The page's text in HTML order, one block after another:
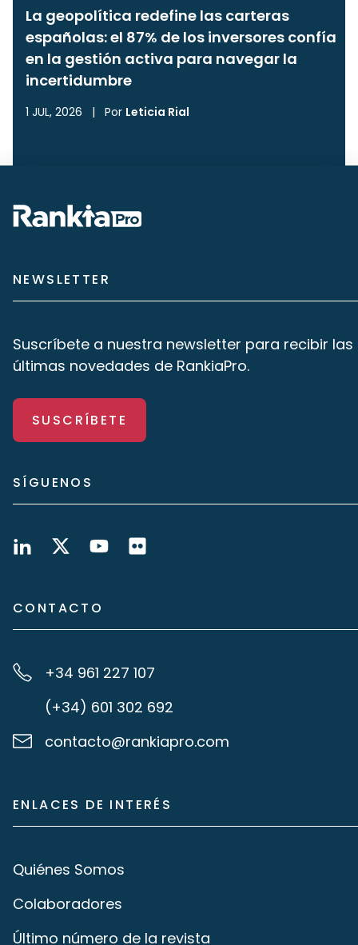
La geopolítica redefine las carteras
españolas: el 87% de los inversores confía
en la gestión activa para navegar la
incertidumbre
1 JUL, 2026 | Por Leticia Rial
NEWSLETTER
Suscríbete a nuestra newsletter para recibir las
últimas novedades de RankiaPro.
SUSCRÍBETE
SÍGUENOS
CONTACTO
+34 961 227 107
(+34) 601 302 692
contacto@rankiapro.com
ENLACES DE INTERÉS
Quiénes Somos
Colaboradores
Último número de la revista